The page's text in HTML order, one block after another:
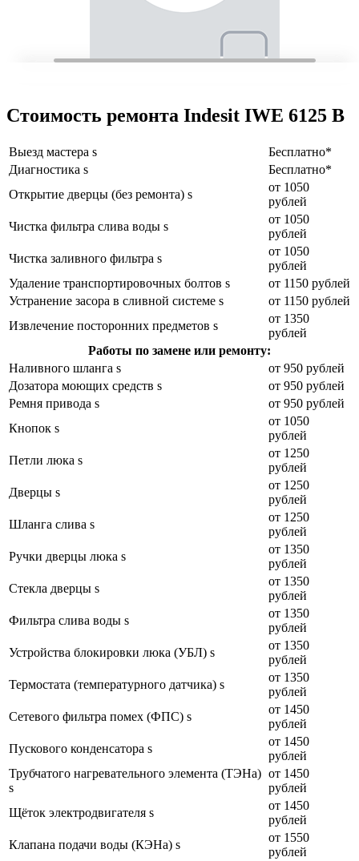
Стоимость ремонта Indesit IWE 6125 B
Выезд мастера s
Бесплатно*
Диагностика s
Бесплатно*
Открытие дверцы (без ремонта) s
от 1050
рублей
Чистка фильтра слива воды s
от 1050
рублей
Чистка заливного фильтра s
от 1050
рублей
Удаление транспортировочных болтов s
от 1150 рублей
Устранение засора в сливной системе s
от 1150 рублей
Извлечение посторонних предметов s
от 1350
рублей
Работы по замене или ремонту:
Наливного шланга s
от 950 рублей
Дозатора моющих средств s
от 950 рублей
Ремня привода s
от 950 рублей
Кнопок s
от 1050
рублей
Петли люка s
от 1250
рублей
Дверцы s
от 1250
рублей
Шланга слива s
от 1250
рублей
Ручки дверцы люка s
от 1350
рублей
Стекла дверцы s
от 1350
рублей
Фильтра слива воды s
от 1350
рублей
Устройства блокировки люка (УБЛ) s
от 1350
рублей
Термостата (температурного датчика) s
от 1350
рублей
Сетевого фильтра помех (ФПС) s
от 1450
рублей
Пускового конденсатора s
от 1450
рублей
Трубчатого нагревательного элемента (ТЭНа)
s
от 1450
рублей
Щёток электродвигателя s
от 1450
рублей
Клапана подачи воды (КЭНа) s
от 1550
рублей